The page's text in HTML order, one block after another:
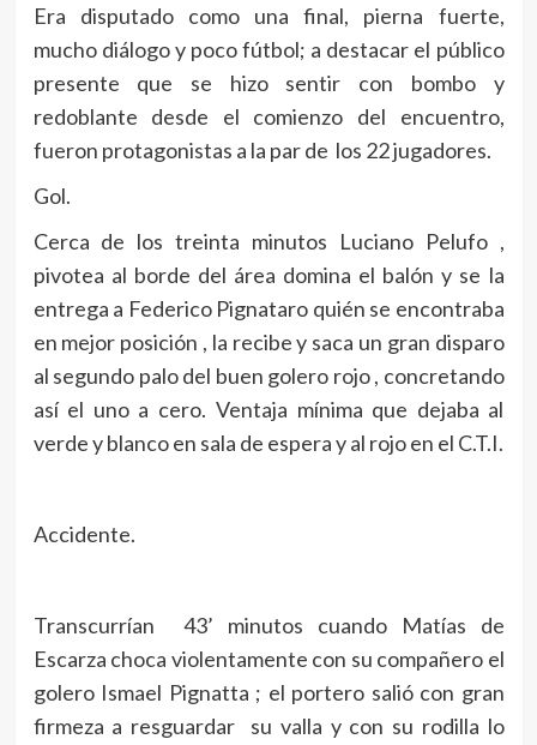
Era disputado como una final, pierna fuerte,
mucho diálogo y poco fútbol; a destacar el público
presente que se hizo sentir con bombo y
redoblante desde el comienzo del encuentro,
fueron protagonistas a la par de los 22 jugadores.
Gol.
Cerca de los treinta minutos Luciano Pelufo ,
pivotea al borde del área domina el balón y se la
entrega a Federico Pignataro quién se encontraba
en mejor posición , la recibe y saca un gran disparo
al segundo palo del buen golero rojo , concretando
así el uno a cero. Ventaja mínima que dejaba al
verde y blanco en sala de espera y al rojo en el C.T.I.
Accidente.
Transcurrían 43’ minutos cuando Matías de
Escarza choca violentamente con su compañero el
golero Ismael Pignatta ; el portero salió con gran
firmeza a resguardar su valla y con su rodilla lo